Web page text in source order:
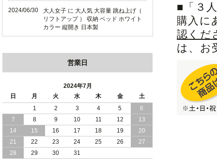
■「３
購入に
認くだ
は、お
2024/06/30
大人女子 に 大人気 大容量 跳ね上げ（
リフトアップ ） 収納 ベッド ホワイト
カラー 縦開き 日本製
ワイトカラー 縦開き 日本製
全長190cm ショート丈 コンパクト 大容
量 収納力 の 跳ね上げ （ リフトアップ
） 式 ベッド 横開き 日本製
2024/05/27
日本製 大容量 収納 跳ね上げ式 リフト
アップ 横開き ヘッドボードレス ベッド
組立設置サービス付
2024/05/21
日本製 大容量 収納 跳ね上げ式 リフト
営業日
2024年7月
日
月 火 水 木 金
土
1
2 3 4 5
6
7
8 9 10 11 12
13
14
15 16 17 18 19
20
21
22 23 24 25 26
27
28
29 30 31